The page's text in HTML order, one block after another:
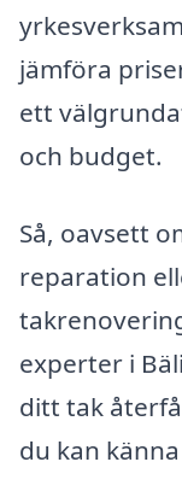
jämföra
ett
och budget.
Så, oavsett
reparation
experter i
ditt tak
du kan